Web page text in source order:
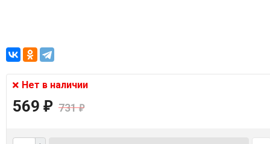
Нет в наличии
569 ₽ 731₽